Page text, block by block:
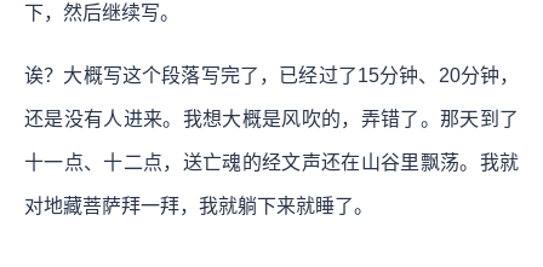
下，然后继续写。
诶？大概写这个段落写完了，已经过了15分钟、20分钟，
还是没有人进来。我想大概是风吹的，弄错了。那天到了
十一点、十二点，送亡魂的经文声还在山谷里飘荡。我就
对地藏菩萨拜一拜，我就躺下来就睡了。